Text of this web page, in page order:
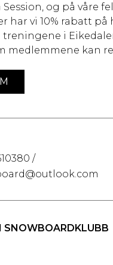
og på våre
har vi 10% rabatt på
treningene i
medlemmene kan
/
SNOWBOARDKLUBB